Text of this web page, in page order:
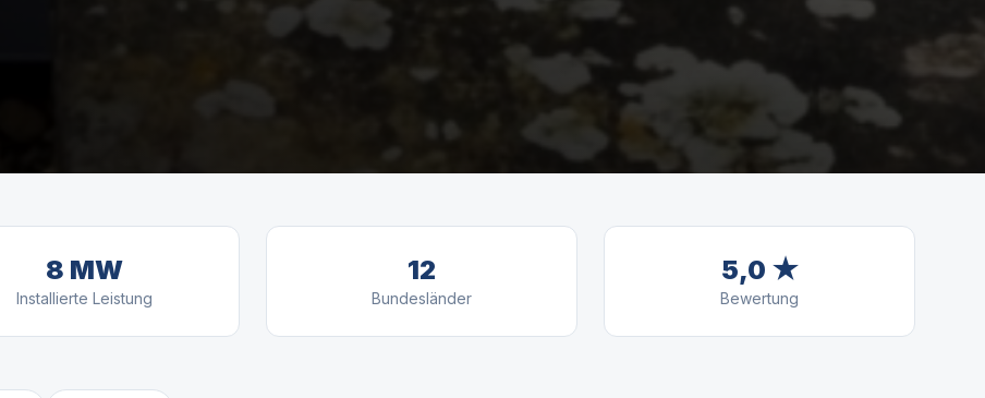
8 MW
Installierte Leistung
12
Bundesländer
5,0 ★
Bewertung